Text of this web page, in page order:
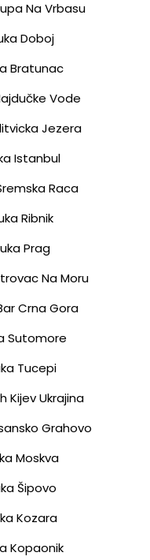
Na Vrbasu
Doboj
Bratunac
Vode
Jezera
Istanbul
Raca
Ribnik
Prag
Na Moru
Crna Gora
Sutomore
Tucepi
Kijev Ukrajina
Grahovo
Moskva
Šipovo
Kozara
Kopaonik